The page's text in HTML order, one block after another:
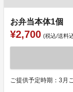
お弁当本体1個
¥2,700 (税込/送料
ご提供予定時期：3月